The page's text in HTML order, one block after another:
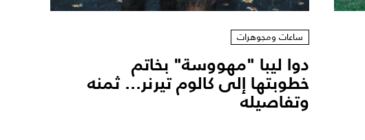
ساعات ومجوهرات
دوا ليبا "مهووسة" بخاتم
خطوبتها إلى كالوم تيرنر... ثمنه
وتفاصيله